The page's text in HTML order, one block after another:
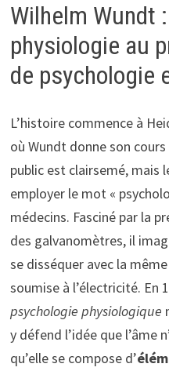
Wilhelm Wundt
physiologie au
de psychologie
L’histoire commence à
où Wundt donne son
public est clairsemé, mais
employer le mot «
médecins. Fasciné par la
des galvanomètres, il
se disséquer avec la
soumise à l’électricité. En
psychologie physiologique
y défend l’idée que l’âme
qu’elle se compose d’